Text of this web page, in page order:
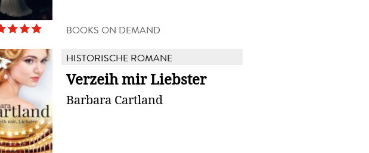
BOOKS ON DEMAND
HISTORISCHE ROMANE
Verzeih mir Liebster
Barbara Cartland